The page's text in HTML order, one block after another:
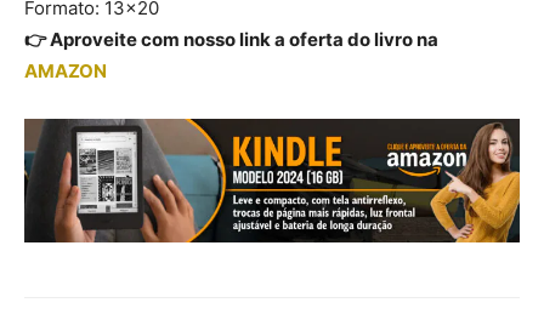
Formato: 13×20
👉 Aproveite com nosso link a oferta do livro na
AMAZON